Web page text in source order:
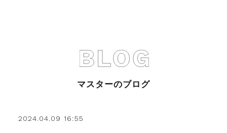
アンドエムが選ばれる理由
マスターのブログ
2024.04.09 16:55